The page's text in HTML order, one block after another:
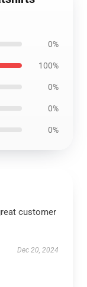
0%
100%
0%
0%
0%
customer
Dec 20, 2024